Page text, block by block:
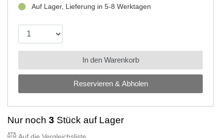
Reservieren & Abholen
Auf Lager, Lieferung in 5-8 Werktagen
In den Warenkorb
Nur noch 3 Stück auf Lager
Auf die Vergleichsliste